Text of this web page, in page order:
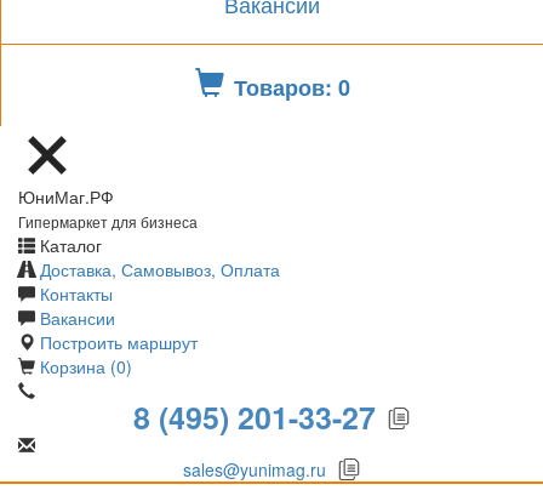
Товаров: 0
ЮниМаг.РФ
Гипермаркет для бизнеса
Каталог
Доставка, Самовывоз, Оплата
Контакты
Вакансии
Построить маршрут
Корзина (0)
8 (495) 201-33-27
sales@yunimag.ru